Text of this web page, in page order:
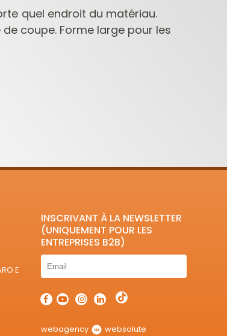
quel endroit du matériau.
coupe. Forme large pour les
E
INSCRIVANT À LA NEWSLETTER
(UNIQUEMENT POUR LES
ENTREPRISES B2B)
webagency websolute